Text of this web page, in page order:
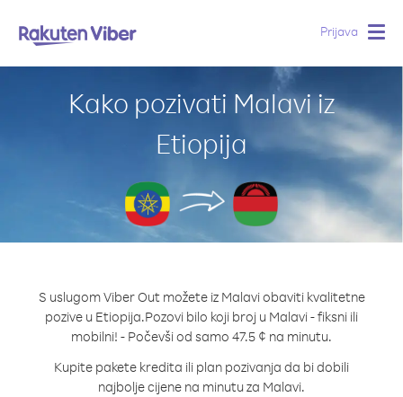
Prijava
Kako pozivati Malavi iz
Etiopija
S uslugom Viber Out možete iz Malavi obaviti kvalitetne
pozive u Etiopija.Pozovi bilo koji broj u Malavi - fiksni ili
mobilni! - Počevši od samo 47.5 ¢ na minutu.
Kupite pakete kredita ili plan pozivanja da bi dobili
najbolje cijene na minutu za Malavi.